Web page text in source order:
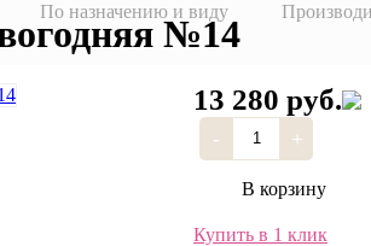
По назначению и виду
№14
13 280 руб.
- +
В корзину
Купить в 1 клик